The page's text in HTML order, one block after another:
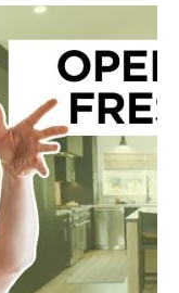
تلفن همراه :
شماره واتس‌اپ : *